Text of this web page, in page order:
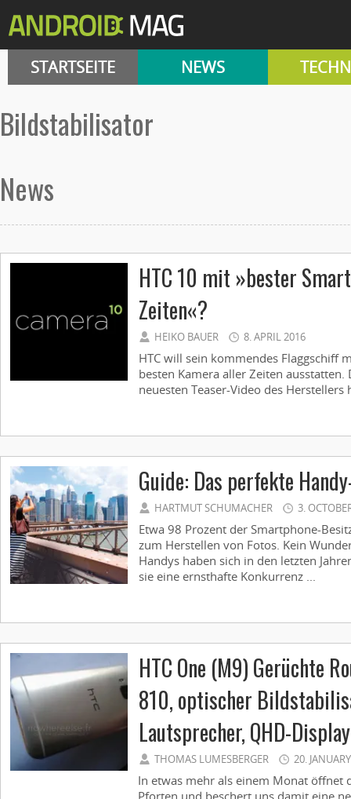
STARTSEITE NEWS
Bildstabilisator
News
HTC 10 mit »bester
Zeiten«?
HEIKO BAUER 8. APRIL 2016
HTC will sein kommendes Flaggschiff
besten Kamera aller Zeiten
neuesten Teaser-Video des Herstellers
Guide: Das perfekte
HARTMUT SCHUMACHER 3.
Etwa 98 Prozent der Smartphone-
zum Herstellen von Fotos. Kein
Handys haben sich in den letzten
sie eine ernsthafte Konkurrenz ...
HTC One (M9) Gerüchte
810, optischer
Lautsprecher, QHD-
THOMAS LUMESBERGER 20.
In etwas mehr als einem Monat öffnet
Pforten und beschert uns damit eine